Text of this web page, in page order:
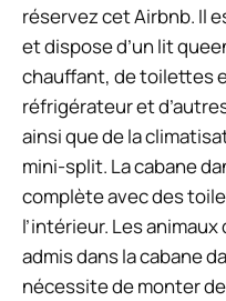
réservez cet Airbnb. Il
et dispose d’un lit
chauffant, de toilettes
réfrigérateur et
ainsi que de la
mini-split. La cabane
complète avec des
l’intérieur. Les
admis dans la cabane
nécessite de monter